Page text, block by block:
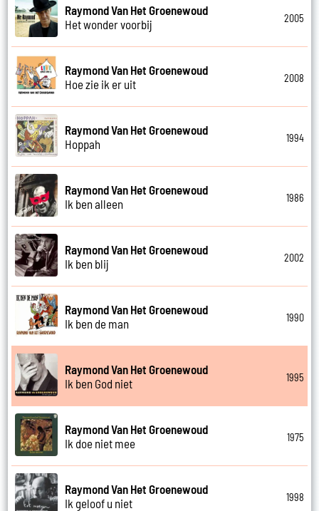
Raymond Van Het Groenewoud
Het wonder voorbij
2005
Raymond Van Het Groenewoud
Hoe zie ik er uit
2008
Raymond Van Het Groenewoud
Hoppah
1994
Raymond Van Het Groenewoud
Ik ben alleen
1986
Raymond Van Het Groenewoud
Ik ben blij
2002
Raymond Van Het Groenewoud
Ik ben de man
1990
Raymond Van Het Groenewoud
Ik ben God niet
1995
Raymond Van Het Groenewoud
Ik doe niet mee
1975
Raymond Van Het Groenewoud
Ik geloof u niet
1998